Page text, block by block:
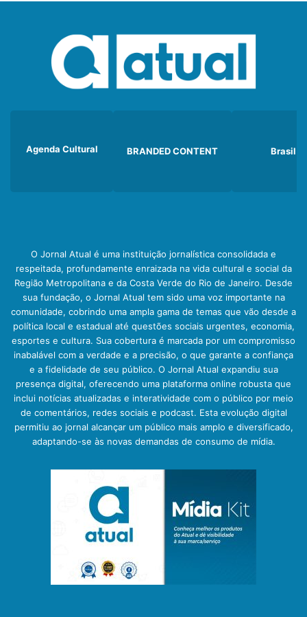
Agenda Cultural BRANDED CONTENT Brasil
O Jornal Atual é uma instituição jornalística consolidada e
respeitada, profundamente enraizada na vida cultural e social da
Região Metropolitana e da Costa Verde do Rio de Janeiro. Desde
sua fundação, o Jornal Atual tem sido uma voz importante na
comunidade, cobrindo uma ampla gama de temas que vão desde a
política local e estadual até questões sociais urgentes, economia,
esportes e cultura. Sua cobertura é marcada por um compromisso
inabalável com a verdade e a precisão, o que garante a confiança
e a fidelidade de seu público. O Jornal Atual expandiu sua
presença digital, oferecendo uma plataforma online robusta que
inclui notícias atualizadas e interatividade com o público por meio
de comentários, redes sociais e podcast. Esta evolução digital
permitiu ao jornal alcançar um público mais amplo e diversificado,
adaptando-se às novas demandas de consumo de mídia.